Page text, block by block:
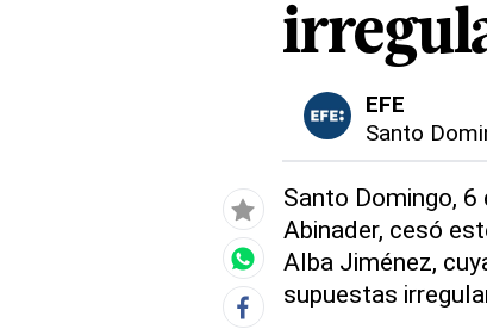
EFE
Santo
Santo Domingo, 6
Abinader, cesó
Alba Jiménez,
supuestas